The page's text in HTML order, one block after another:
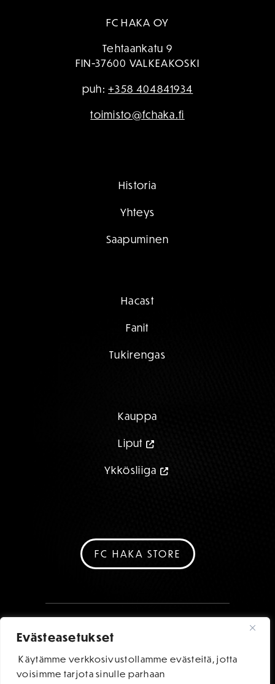
Evästeasetukset
Käytämme verkkosivustollamme evästeitä, jotta
voisimme tarjota sinulle parhaan
FC HAKA OY
Tehtaankatu 9
FIN-37600 VALKEAKOSKI
puh:+358 404841934
toimisto@fchaka.fi
Historia
Yhteys
Saapuminen
Hacast
Fanit
Tukirengas
Kauppa
Liput
Ykkösliiga
FC HAKA STORE